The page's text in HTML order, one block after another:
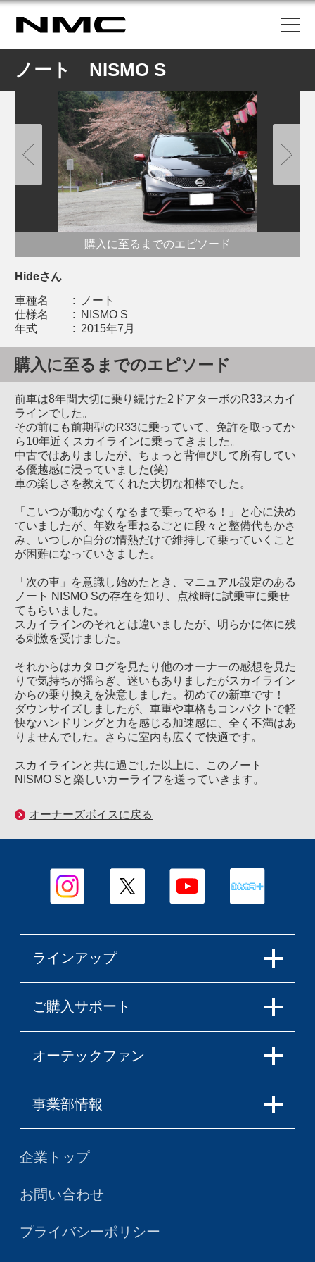
ノート NISMO S
購入に至るまでのエピソード
Hideさん
車種名 :
ノート
仕様名
:
NISMO S
年式
: 2015年7月
購入に至るまでのエピソード
前車は8年間大切に乗り続けた2ドアターボのR33スカイ
ラインでした。
その前にも前期型のR33に乗っていて、免許を取ってか
ら10年近くスカイラインに乗ってきました。
中古ではありましたが、ちょっと背伸びして所有してい
る優越感に浸っていました(笑)
車の楽しさを教えてくれた大切な相棒でした。
「こいつが動かなくなるまで乗ってやる！」と心に決め
ていましたが、年数を重ねるごとに段々と整備代もかさ
み、いつしか自分の情熱だけで維持して乗っていくこと
が困難になっていきました。
「次の車」を意識し始めたとき、マニュアル設定のある
ノート NISMO Sの存在を知り、点検時に試乗車に乗せ
てもらいました。
スカイラインのそれとは違いましたが、明らかに体に残
る刺激を受けました。
それからはカタログを見たり他のオーナーの感想を見た
りで気持ちが揺らぎ、迷いもありましたがスカイライン
からの乗り換えを決意しました。初めての新車です！
ダウンサイズしましたが、車重や車格もコンパクトで軽
快なハンドリングと力を感じる加速感に、全く不満はあ
りませんでした。さらに室内も広くて快適です。
スカイラインと共に過ごした以上に、このノート
NISMO Sと楽しいカーライフを送っていきます。
オーナーズボイスに戻る
ラインアップ
ご購入サポート
オーテックファン
事業部情報
企業トップ
お問い合わせ
プライバシーポリシー